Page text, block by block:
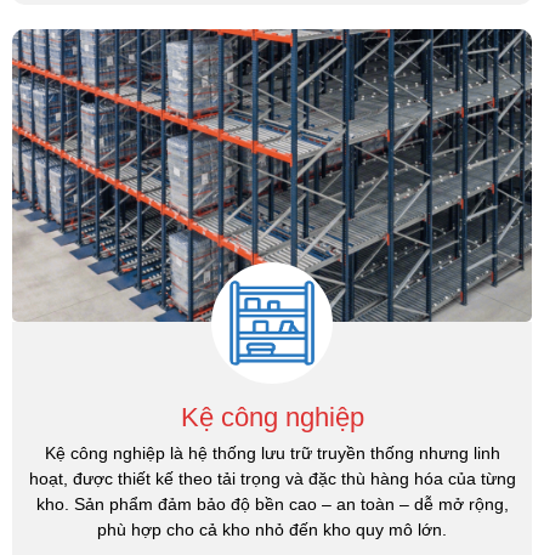
Kệ công nghiệp
Kệ công nghiệp là hệ thống lưu trữ truyền thống nhưng linh
hoạt, được thiết kế theo tải trọng và đặc thù hàng hóa của từng
kho. Sản phẩm đảm bảo độ bền cao – an toàn – dễ mở rộng,
phù hợp cho cả kho nhỏ đến kho quy mô lớn.